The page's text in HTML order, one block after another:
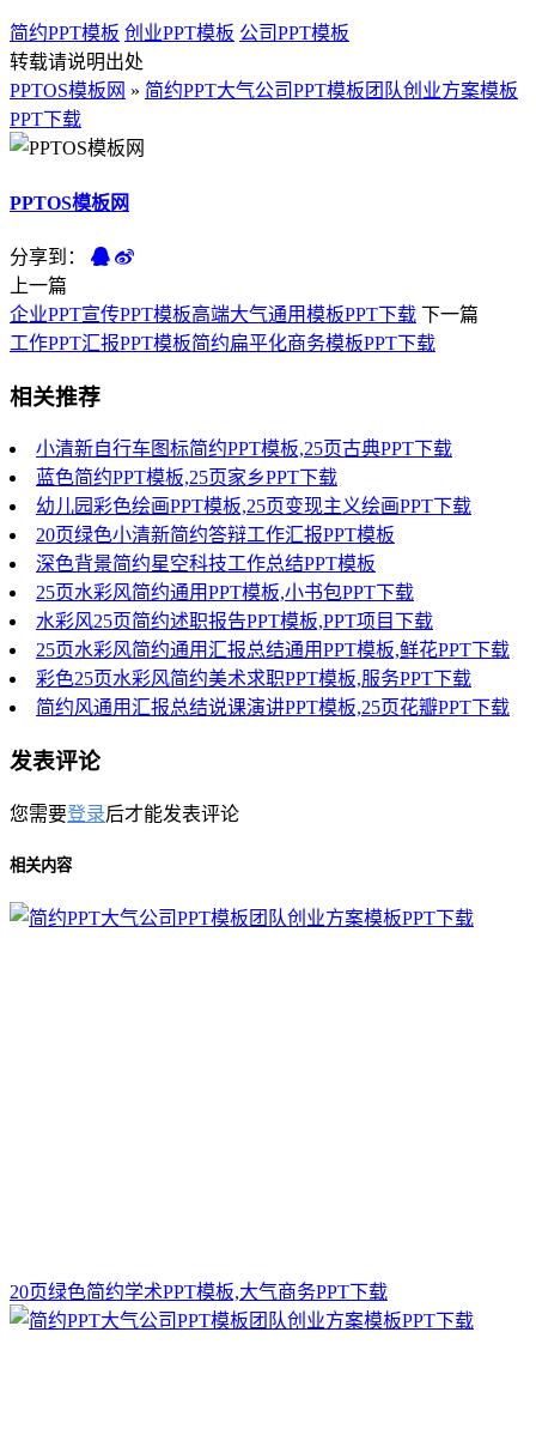
简约PPT模板 创业PPT模板 公司PPT模板
转载请说明出处
PPTOS模板网 » 简约PPT大气公司PPT模板团队创业方案模板
PPT下载
PPTOS模板网
分享到：
上一篇
企业PPT宣传PPT模板高端大气通用模板PPT下载 下一篇
工作PPT汇报PPT模板简约扁平化商务模板PPT下载
相关推荐
小清新自行车图标简约PPT模板,25页古典PPT下载
蓝色简约PPT模板,25页家乡PPT下载
幼儿园彩色绘画PPT模板,25页变现主义绘画PPT下载
20页绿色小清新简约答辩工作汇报PPT模板
深色背景简约星空科技工作总结PPT模板
25页水彩风简约通用PPT模板,小书包PPT下载
水彩风25页简约述职报告PPT模板,PPT项目下载
25页水彩风简约通用汇报总结通用PPT模板,鲜花PPT下载
彩色25页水彩风简约美术求职PPT模板,服务PPT下载
简约风通用汇报总结说课演讲PPT模板,25页花瓣PPT下载
发表评论
您需要登录后才能发表评论
相关内容
20页绿色简约学术PPT模板,大气商务PPT下载